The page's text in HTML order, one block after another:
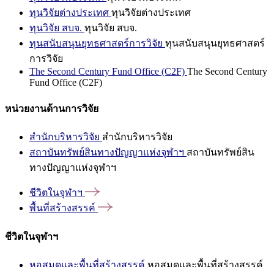
ทุนวิจัยต่างประเทศ ทุนวิจัยต่างประเทศ
ทุนวิจัย สบจ. ทุนวิจัย สบจ.
ทุนสนับสนุนยุทธศาสตร์การวิจัย ทุนสนับสนุนยุทธศาสตร์
การวิจัย
The Second Century Fund Office (C2F) The Second Century
Fund Office (C2F)
หน่วยงานด้านการวิจัย
สำนักบริหารวิจัย สำนักบริหารวิจัย
สถาบันทรัพย์สินทางปัญญาแห่งจุฬาฯ สถาบันทรัพย์สิน
ทางปัญญาแห่งจุฬาฯ
ชีวิตในจุฬาฯ
พื้นที่สร้างสรรค์
ชีวิตในจุฬาฯ
หอสมุดและพื้นที่สร้างสรรค์ หอสมุดและพื้นที่สร้างสรรค์